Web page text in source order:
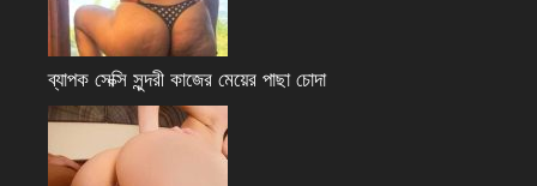
ব্যাপক সেক্সি সুন্দরী কাজের মেয়ের পাছা চোদা